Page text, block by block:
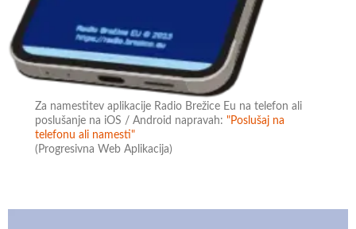
Za namestitev aplikacije Radio Brežice Eu na telefon ali
poslušanje na iOS / Android napravah:"Poslušaj na
telefonu ali namesti"
(Progresivna Web Aplikacija)